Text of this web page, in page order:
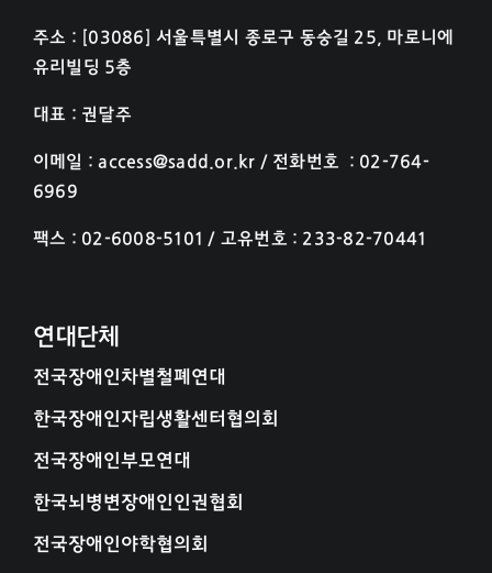
주소 : [03086] 서울특별시 종로구 동숭길 25, 마로니에
유리빌딩 5층
대표 : 권달주
이메일 : access@sadd.or.kr / 전화번호 : 02-764-
6969
팩스 : 02-6008-5101 / 고유번호 : 233-82-70441
연대단체
전국장애인차별철폐연대
한국장애인자립생활센터협의회
전국장애인부모연대
한국뇌병변장애인인권협회
전국장애인야학협의회